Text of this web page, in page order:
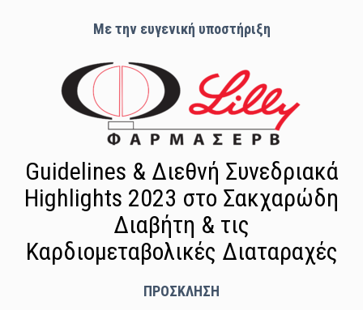
Με την ευγενική υποστήριξη
Guidelines & Διεθνή Συνεδριακά
Highlights 2023 στο Σακχαρώδη
Διαβήτη & τις
Καρδιομεταβολικές Διαταραχές
ΠΡΟΣΚΛΗΣΗ